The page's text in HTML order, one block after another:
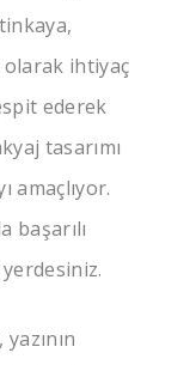
ihtiyaç
ederek
tasarımı
amaçlıyor.
başarılı